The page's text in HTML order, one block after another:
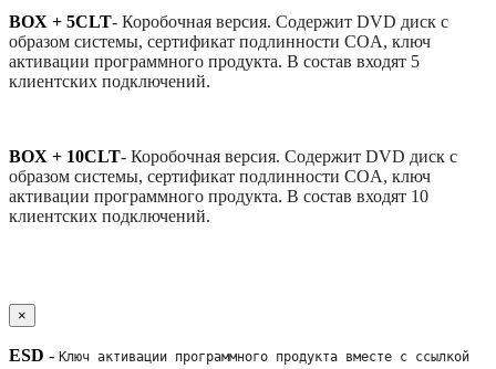
BOX + 5CLT- Коробочная версия. Содержит DVD диск с
образом системы, сертификат подлинности COA, ключ
активации программного продукта. В состав входят 5
клиентских подключений.
BOX + 10CLT- Коробочная версия. Содержит DVD диск с
образом системы, сертификат подлинности COA, ключ
активации программного продукта. В состав входят 10
клиентских подключений.
×
ESD - Ключ активации программного продукта вместе с ссылкой